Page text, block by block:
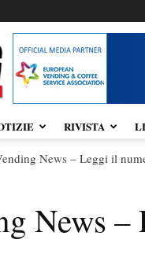
RIVISTA
News – Leggi il
News